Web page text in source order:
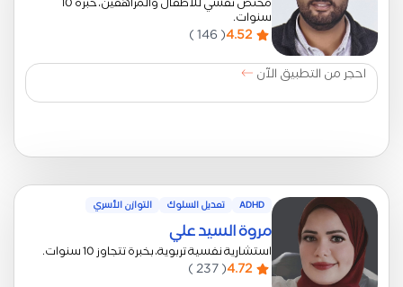
مختص نفسي للأطفال والمراهقين، خبرة 10
سنوات.
4.52
( 146 )
احجر من التطبيق الآن
ADHD تعديل السلوك التوازن الأسري
مروة السيد علي
استشارية نفسية تربوية، بخبرة تتجاوز 10 سنوات.
4.72
( 237 )